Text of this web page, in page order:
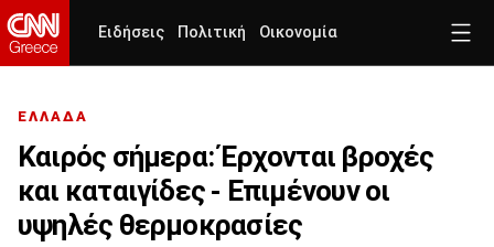
Ειδήσεις Πολιτική Οικονομία
ΕΛΛΑΔΑ
Καιρός σήμερα: Έρχονται βροχές
και καταιγίδες - Επιμένουν οι
υψηλές θερμοκρασίες